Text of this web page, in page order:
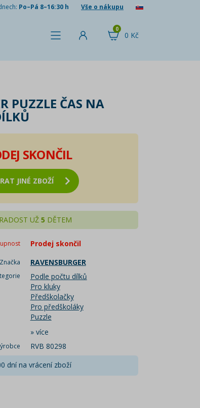
Po–Pá 8–16:30 h Vše o nákupu
0 Kč
0
PUZZLE ČAS NA
SKONČIL
JINÉ ZBOŽÍ
UŽ 5 DĚTEM
Prodej skončil
Značka RAVENSBURGER
Podle počtu dílků
Pro kluky
Předškolačky
Pro předškoláky
Puzzle
» více
RVB 80298
dní na vrácení zboží